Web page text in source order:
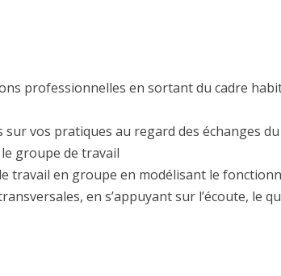
professionnelles en sortant du cadre
vos pratiques au regard des échanges
groupe de travail
travail en groupe en modélisant le
en s’appuyant sur l’écoute, le